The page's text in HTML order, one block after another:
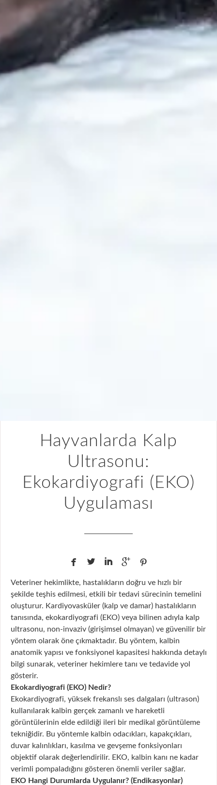
Hayvanlarda Kalp
Ultrasonu:
Ekokardiyografi (EKO)
Uygulaması
    
Veteriner hekimlikte, hastalıkların doğru ve hızlı bir
şekilde teşhis edilmesi, etkili bir tedavi sürecinin temelini
oluşturur. Kardiyovasküler (kalp ve damar) hastalıkların
tanısında, ekokardiyografi (EKO) veya bilinen adıyla kalp
ultrasonu, non-invaziv (girişimsel olmayan) ve güvenilir bir
yöntem olarak öne çıkmaktadır. Bu yöntem, kalbin
anatomik yapısı ve fonksiyonel kapasitesi hakkında detaylı
bilgi sunarak, veteriner hekimlere tanı ve tedavide yol
gösterir.
Ekokardiyografi (EKO) Nedir?
Ekokardiyografi, yüksek frekanslı ses dalgaları (ultrason)
kullanılarak kalbin gerçek zamanlı ve hareketli
görüntülerinin elde edildiği ileri bir medikal görüntüleme
tekniğidir. Bu yöntemle kalbin odacıkları, kapakçıkları,
duvar kalınlıkları, kasılma ve gevşeme fonksiyonları
objektif olarak değerlendirilir. EKO, kalbin kanı ne kadar
verimli pompaladığını gösteren önemli veriler sağlar.
EKO Hangi Durumlarda Uygulanır? (Endikasyonlar)